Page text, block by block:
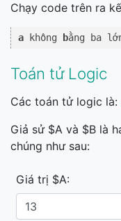
Chạy code trên ra
a không bằng ba
Toán tử Logic
Các toán tử logic là:
Giả sử $A và $B là
chúng như sau:
Giá trị $A: